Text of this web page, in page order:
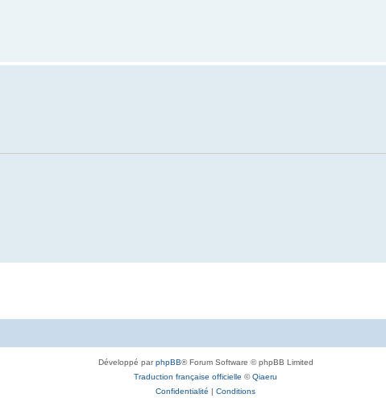
Développé parphpBB® Forum Software © phpBB Limited
Traduction française officielle ©Qiaeru
Confidentialité | Conditions